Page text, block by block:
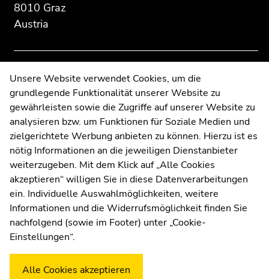
8010 Graz
Austria
Contact
Web Editors
Moodle
UNIGRAZonline
Imprint
Data Protection Declaration
Accessibility Declaration
WeatherstationUni Graz
of
page
sections
of
page
sections
Unsere Website verwendet Cookies, um die
grundlegende Funktionalität unserer Website zu
gewährleisten sowie die Zugriffe auf unserer Website zu
analysieren bzw. um Funktionen für Soziale Medien und
zielgerichtete Werbung anbieten zu können. Hierzu ist es
nötig Informationen an die jeweiligen Dienstanbieter
weiterzugeben. Mit dem Klick auf „Alle Cookies
akzeptieren“ willigen Sie in diese Datenverarbeitungen
ein. Individuelle Auswahlmöglichkeiten, weitere
Informationen und die Widerrufsmöglichkeit finden Sie
nachfolgend (sowie im Footer) unter „Cookie-
Einstellungen“.
Alle Cookies akzeptieren